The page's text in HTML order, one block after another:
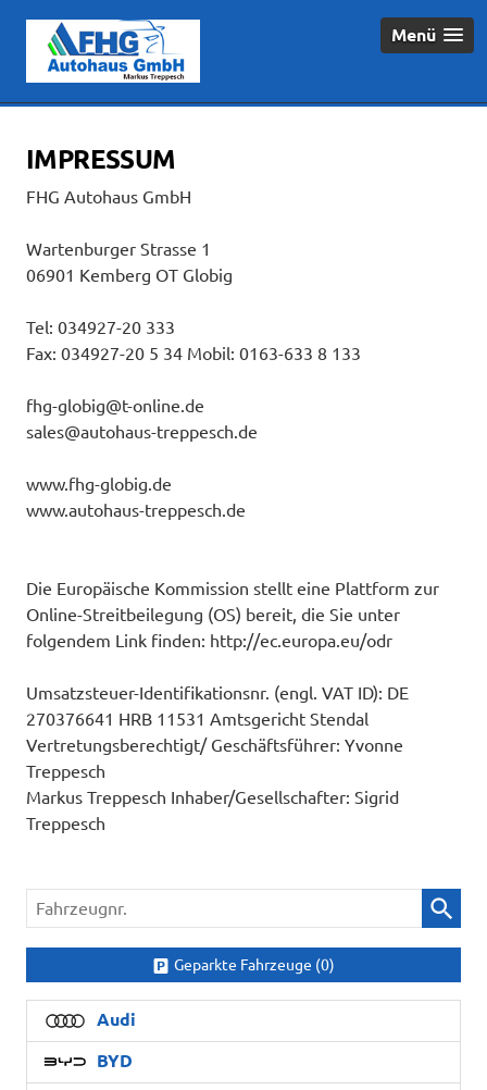
Menü
IMPRESSUM
FHG Autohaus GmbH
Wartenburger Strasse 1
06901 Kemberg OT Globig
Tel: 034927-20 333
Fax: 034927-20 5 34 Mobil: 0163-633 8 133
fhg-globig@t-online.de
sales@autohaus-treppesch.de
www.fhg-globig.de
www.autohaus-treppesch.de
Die Europäische Kommission stellt eine Plattform zur
Online-Streitbeilegung (OS) bereit, die Sie unter
folgendem Link finden: http://ec.europa.eu/odr
Umsatzsteuer-Identifikationsnr. (engl. VAT ID): DE
270376641 HRB 11531 Amtsgericht Stendal
Vertretungsberechtigt/ Geschäftsführer: Yvonne
Treppesch
Markus Treppesch Inhaber/Gesellschafter: Sigrid
Treppesch
Fahrzeugnr.
Geparkte Fahrzeuge (0)
Audi
BYD